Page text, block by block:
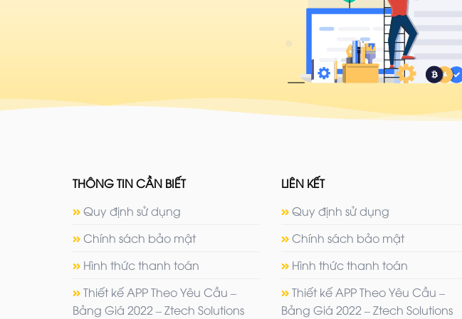
THÔNG TIN CẦN BIẾT
Quy định sử dụng
Chính sách bảo mật
Hình thức thanh toán
Thiết kế APP Theo Yêu Cầu –
Bảng Giá 2022 – Ztech Solutions
LIÊN KẾT
Quy định sử dụng
Chính sách bảo mật
Hình thức thanh toán
Thiết kế APP Theo Yêu Cầu –
Bảng Giá 2022 – Ztech Solutions